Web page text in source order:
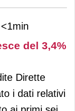
<1min
del 3,4%
Dirette
i dati relativi